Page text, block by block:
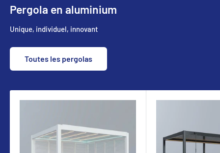
Pergola en aluminium
Unique, individuel, innovant
Toutes les pergolas